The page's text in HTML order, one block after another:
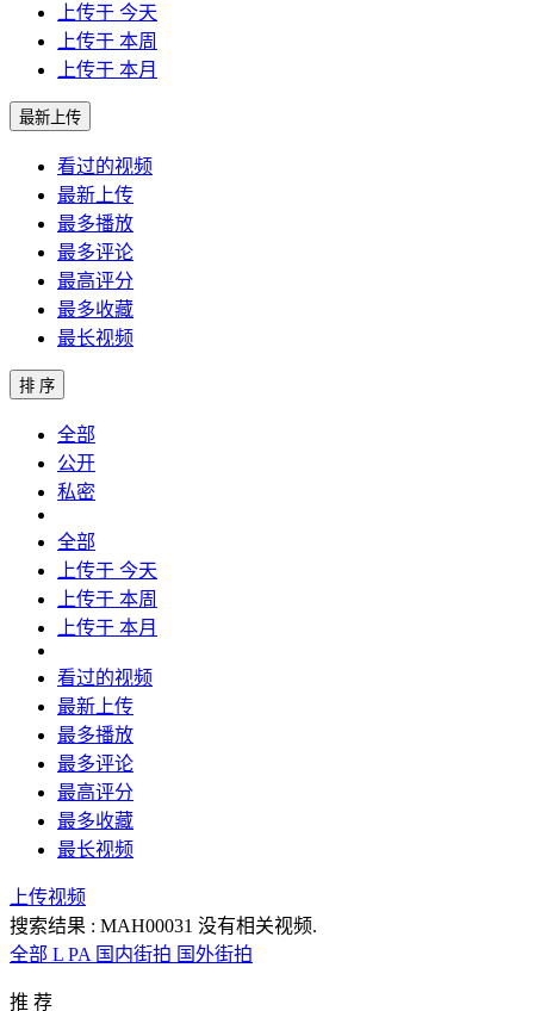
上传于 今天
上传于 本周
上传于 本月
最新上传
看过的视频
最新上传
最多播放
最多评论
最高评分
最多收藏
最长视频
排 序
全部
公开
私密
全部
上传于 今天
上传于 本周
上传于 本月
看过的视频
最新上传
最多播放
最多评论
最高评分
最多收藏
最长视频
上传视频
搜索结果 : MAH00031 没有相关视频.
全部 L PA 国内街拍 国外街拍
推 荐